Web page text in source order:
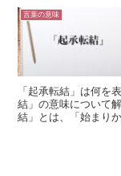
言葉の意味
「起承転結」は何を
結」の意味について
結」とは、「始まり